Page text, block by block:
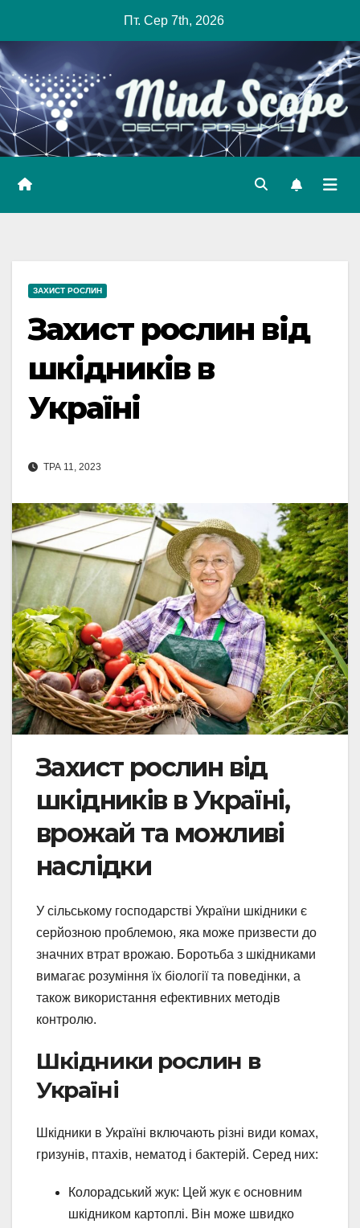
content
Пт. Сер 7th, 2026
ЗАХИСТ РОСЛИН
Захист рослин від
шкідників в
Україні
ТРА 11, 2023
Захист рослин від
шкідників в Україні,
врожай та можливі
наслідки
У сільському господарстві України шкідники є
серйозною проблемою, яка може призвести до
значних втрат врожаю. Боротьба з шкідниками
вимагає розуміння їх біології та поведінки, а
також використання ефективних методів
контролю.
Шкідники рослин в
Україні
Шкідники в Україні включають різні види комах,
гризунів, птахів, нематод і бактерій. Серед них:
Колорадський жук: Цей жук є основним
шкідником картоплі. Він може швидко